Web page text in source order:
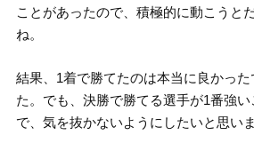
ことがあったので、積極的に動こうと
ね。
結果、1着で勝てたのは本当に良かっ
た。でも、決勝で勝てる選手が1番強
で、気を抜かないようにしたいと思いま